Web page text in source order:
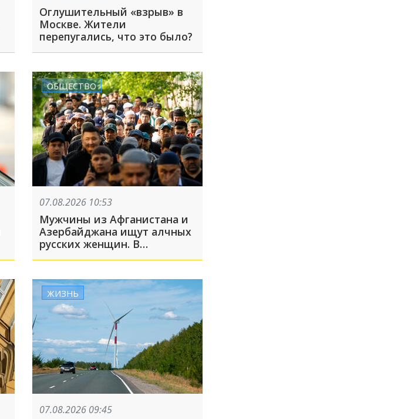
Оглушительный «взрыв» в
Москве. Жители
перепугались, что это было?
ОБЩЕСТВО
07.08.2026 10:53
Мужчины из Афганистана и
Азербайджана ищут алчных
русских женщин. В
Ростовской области начали
из-за фиктивных браков
ЖИЗНЬ
07.08.2026 09:45